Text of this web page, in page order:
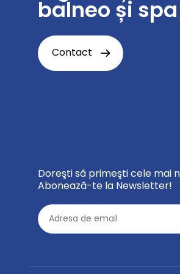
balneo și spa
Contact
Doreşti să primeşti cele mai
Abonează-te la Newsletter!